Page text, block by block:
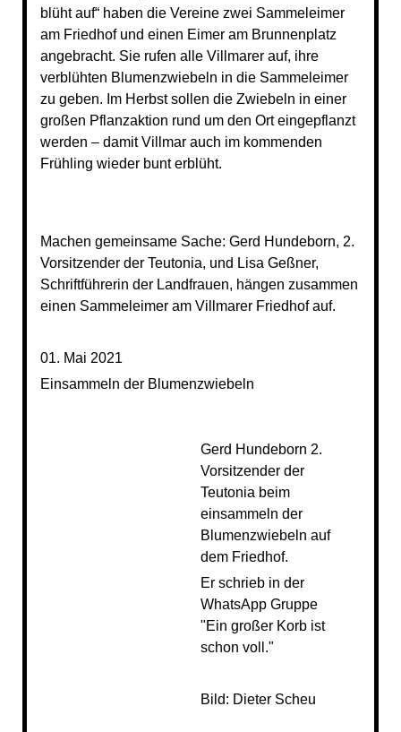
blüht auf“ haben die Vereine zwei Sammeleimer
am Friedhof und einen Eimer am Brunnenplatz
angebracht. Sie rufen alle Villmarer auf, ihre
verblühten Blumenzwiebeln in die Sammeleimer
zu geben. Im Herbst sollen die Zwiebeln in einer
großen Pflanzaktion rund um den Ort eingepflanzt
werden – damit Villmar auch im kommenden
Frühling wieder bunt erblüht.
Machen gemeinsame Sache: Gerd Hundeborn, 2.
Vorsitzender der Teutonia, und Lisa Geßner,
Schriftführerin der Landfrauen, hängen zusammen
einen Sammeleimer am Villmarer Friedhof auf.
01. Mai 2021
Einsammeln der Blumenzwiebeln
Gerd Hundeborn 2.
Vorsitzender der
Teutonia beim
einsammeln der
Blumenzwiebeln auf
dem Friedhof.
Er schrieb in der
WhatsAppGruppe
"Ein großer Korb ist
schon voll."
Bild: Dieter Scheu